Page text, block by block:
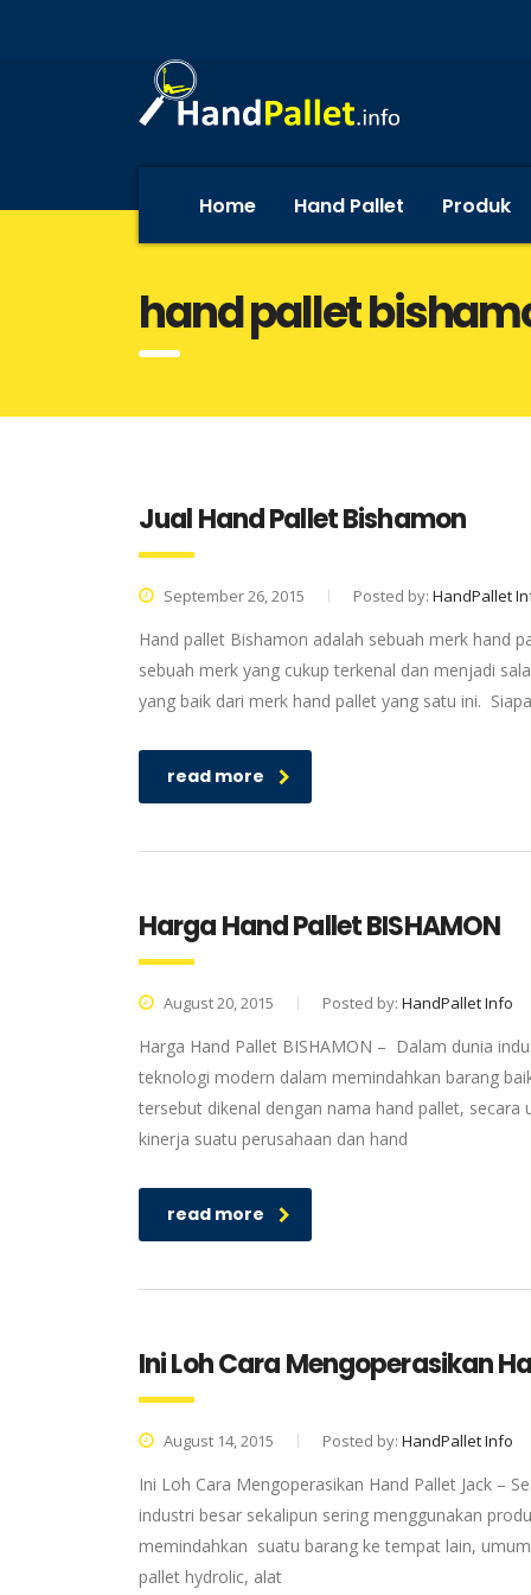
Home Hand Pallet Produk
hand pallet
Jual Hand Pallet Bishamon
September 26, 2015 Posted by: HandPallet
Hand pallet Bishamon adalah sebuah merk hand
sebuah merk yang cukup terkenal dan menjadi
yang baik dari merk hand pallet yang satu ini.
read more
Harga Hand Pallet BISHAMON
August 20, 2015 Posted by: HandPallet Info
Harga Hand Pallet BISHAMON – Dalam dunia
teknologi modern dalam memindahkan barang
tersebut dikenal dengan nama hand pallet,
kinerja suatu perusahaan dan hand
read more
Ini Loh Cara Mengoperasikan
August 14, 2015 Posted by: HandPallet Info
Ini Loh Cara Mengoperasikan Hand Pallet Jack –
industri besar sekalipun sering menggunakan
memindahkan suatu barang ke tempat lain,
pallet hydrolic, alat